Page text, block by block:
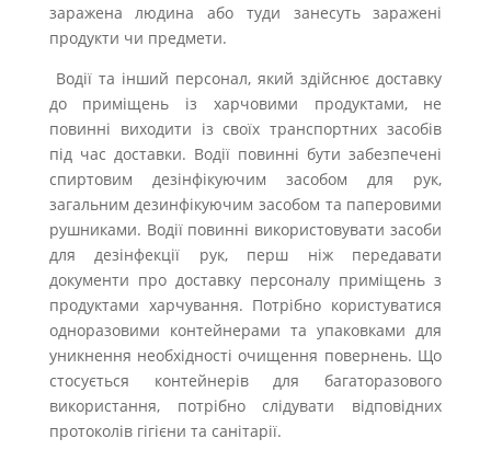
заражена людина або туди занесуть заражені
продукти чи предмети.
Водії та інший персонал, який здійснює доставку
до приміщень із харчовими продуктами, не
повинні виходити із своїх транспортних засобів
під час доставки. Водії повинні бути забезпечені
спиртовим дезінфікуючим засобом для рук,
загальним дезинфікуючим засобом та паперовими
рушниками. Водії повинні використовувати засоби
для дезінфекції рук, перш ніж передавати
документи про доставку персоналу приміщень з
продуктами харчування. Потрібно користуватися
одноразовими контейнерами та упаковками для
уникнення необхідності очищення повернень. Що
стосується контейнерів для багаторазового
використання, потрібно слідувати відповідних
протоколів гігієни та санітарії.